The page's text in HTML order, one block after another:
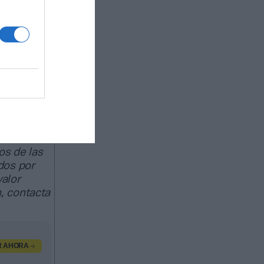
de
de las
por
contacta
AHORA